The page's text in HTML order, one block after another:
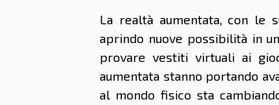
La realtà aumentata, con le
aprindo nuove possibilità in
provare vestiti virtuali ai
aumentata stanno portando
al mondo fisico sta